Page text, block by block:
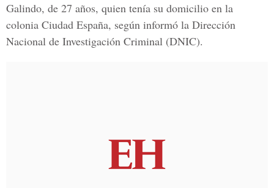
Galindo, de 27 años, quien tenía su domicilio en la
colonia Ciudad España, según informó la Dirección
Nacional de Investigación Criminal (DNIC).